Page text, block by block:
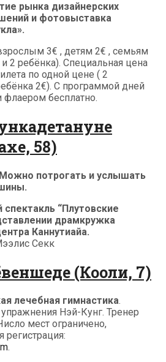
рынка дизайнерских
и фотовыставка
3€ , детям 2€ , семьям
2 ребёнка). Специальная цена
по одной цене ( 2
2€). С программой дней
флаером бесплатно.
58)
потрогать и услышать
“Плутовские
драмкружка
Каннутиайа.
Секк
(Кооли, 7)
лечебная гимнастика.
Нэй-Кунг. Тренер
мест ограничено,
регистрация:
.